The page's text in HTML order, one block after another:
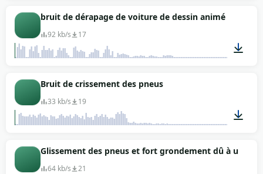
00:05
bruit de dérapage de voiture de dessin animé
92 kb/s 17
Bruit de crissement des pneus
33 kb/s 19
00:01
Glissement des pneus et fort grondement dû à une
64 kb/s 21